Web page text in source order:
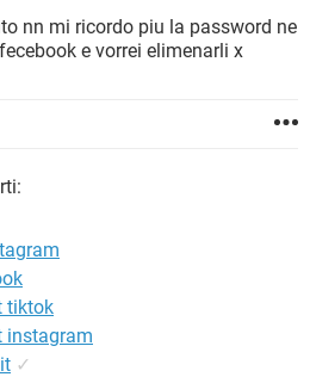
FACEBOOK
WHATSAPP
ANDROID
nn mi ricordo piu la password ne
e vorrei elimenarli x
tiktok
instagram
✓